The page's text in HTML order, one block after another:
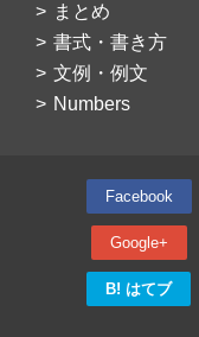
まとめ
書式・書き方
文例・例文
Numbers
Facebook
Google+
B! はてブ